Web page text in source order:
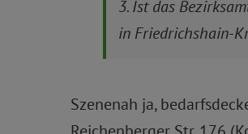
3. Ist das
in Friedrichshain-
Szenenah ja,